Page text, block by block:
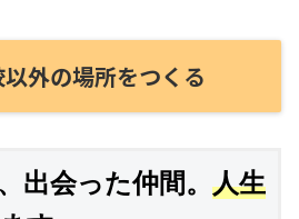
外の場所をつくる
出会った仲間。 人生